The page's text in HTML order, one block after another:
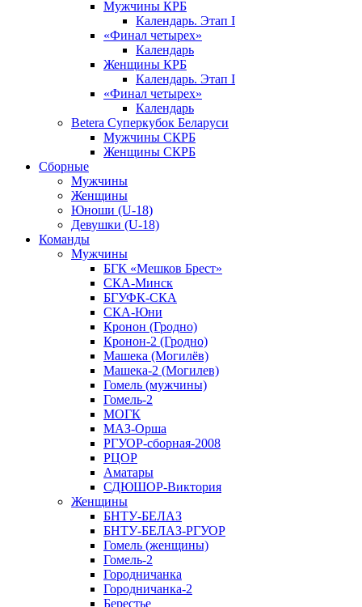
Мужчины КРБ
Календарь. Этап I
«Финал четырех»
Календарь
Женщины КРБ
Календарь. Этап I
«Финал четырех»
Календарь
Betera Суперкубок Беларуси
Мужчины СКРБ
Женщины СКРБ
Сборные
Мужчины
Женщины
Юноши (U-18)
Девушки (U-18)
Команды
Мужчины
БГК «Мешков Брест»
СКА-Минск
БГУФК-СКА
СКА-Юни
Кронон (Гродно)
Кронон-2 (Гродно)
Машека (Могилёв)
Машека-2 (Могилев)
Гомель (мужчины)
Гомель-2
МОГК
МАЗ-Орша
РГУОР-сборная-2008
РЦОР
Аматары
СДЮШОР-Виктория
Женщины
БНТУ-БЕЛАЗ
БНТУ-БЕЛАЗ-РГУОР
Гомель (женщины)
Гомель-2
Городничанка
Городничанка-2
Берестье